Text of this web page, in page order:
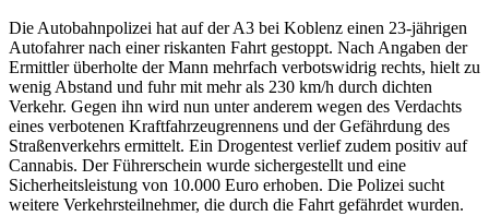
Die Autobahnpolizei hat auf der A3 bei Koblenz einen 23-jährigen
Autofahrer nach einer riskanten Fahrt gestoppt. Nach Angaben der
Ermittler überholte der Mann mehrfach verbotswidrig rechts, hielt zu
wenig Abstand und fuhr mit mehr als 230 km/h durch dichten
Verkehr. Gegen ihn wird nun unter anderem wegen des Verdachts
eines verbotenen Kraftfahrzeugrennens und der Gefährdung des
Straßenverkehrs ermittelt. Ein Drogentest verlief zudem positiv auf
Cannabis. Der Führerschein wurde sichergestellt und eine
Sicherheitsleistung von 10.000 Euro erhoben. Die Polizei sucht
weitere Verkehrsteilnehmer, die durch die Fahrt gefährdet wurden.